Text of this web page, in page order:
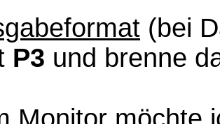
(bei
P3 und brenne
Monitor möchte